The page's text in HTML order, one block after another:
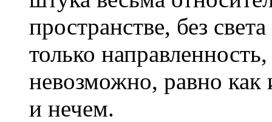
пространстве, без
только
невозможно, равно как
и нечем.